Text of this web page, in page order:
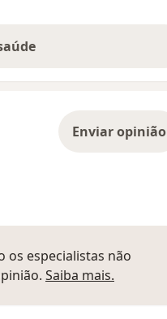
Enviar opinião
os especialistas não
Saiba mais.